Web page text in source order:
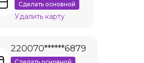
Сделать основной
Удалить карту
220070******6879